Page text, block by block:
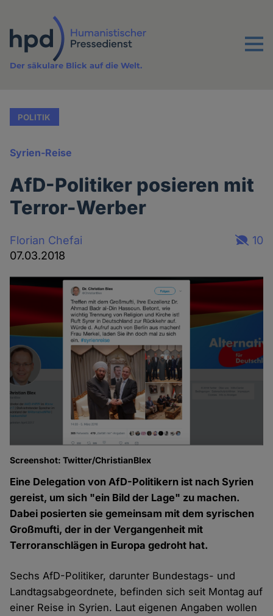
Inhalt
Menu
Der säkulare Blick auf die Welt.
POLITIK
Syrien-Reise
AfD-Politiker posieren mit
Terror-Werber
Florian Chefai
07.03.2018
10
Screenshot: Twitter/ChristianBlex
Eine Delegation von AfD-Politikern ist nach Syrien
gereist, um sich "ein Bild der Lage" zu machen.
Dabei posierten sie gemeinsam mit dem syrischen
Großmufti, der in der Vergangenheit mit
Terroranschlägen in Europa gedroht hat.
Sechs AfD-Politiker, darunter Bundestags- und
Landtagsabgeordnete, befinden sich seit Montag auf
einer Reise in Syrien. Laut eigenen Angaben wollen